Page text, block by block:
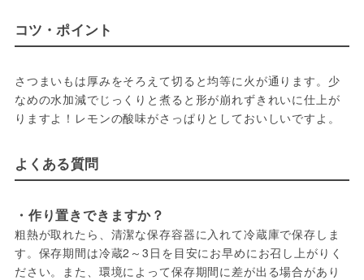
コツ・ポイント
さつまいもは厚みをそろえて切ると均等に火が通ります。少
なめの水加減でじっくりと煮ると形が崩れずきれいに仕上が
りますよ！レモンの酸味がさっぱりとしておいしいですよ。
よくある質問
・作り置きできますか？
粗熱が取れたら、清潔な保存容器に入れて冷蔵庫で保存しま
す。保存期間は冷蔵2～3日を目安にお早めにお召し上がりく
ださい。また、環境によって保存期間に差が出る場合があり